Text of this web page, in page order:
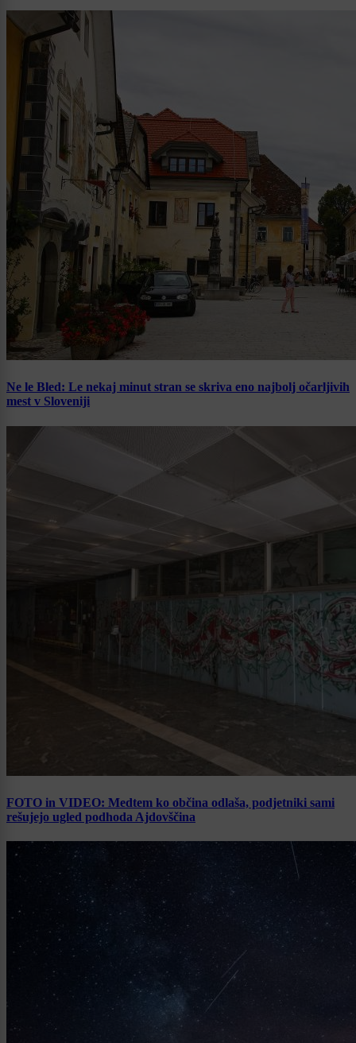
Ne le Bled: Le nekaj minut stran se skriva eno najbolj očarljivih
mest v Sloveniji
FOTO in VIDEO: Medtem ko občina odlaša, podjetniki sami
rešujejo ugled podhoda Ajdovščina